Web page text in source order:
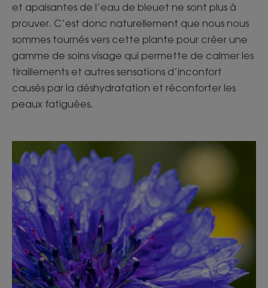
et apaisantes de l’eau de bleuet ne sont plus à
prouver. C’est donc naturellement que nous nous
sommes tournés vers cette plante pour créer une
gamme de soins visage qui permette de calmer les
tiraillements et autres sensations d’inconfort
causés par la déshydratation et réconforter les
peaux fatiguées.